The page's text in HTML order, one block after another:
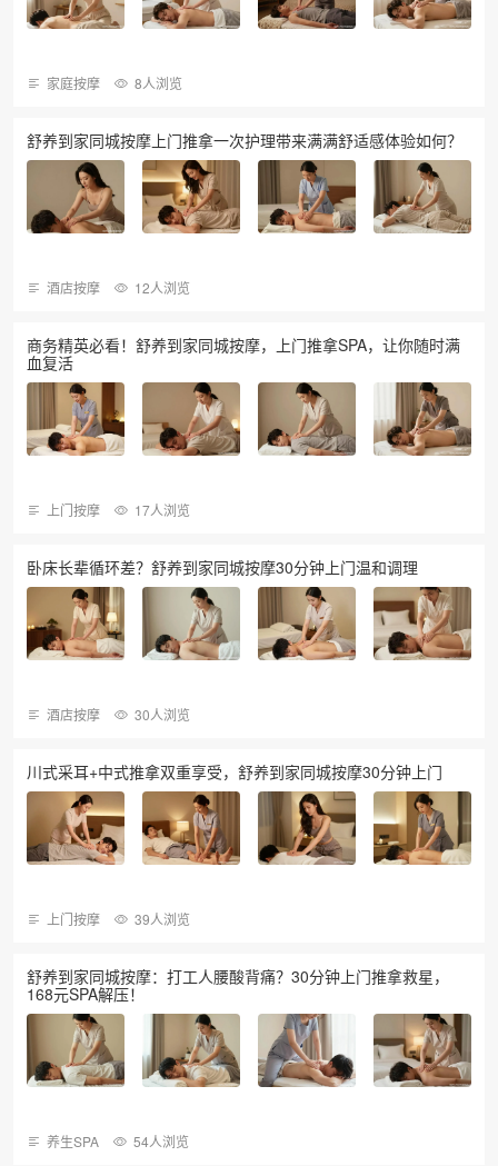
家庭按摩 8人浏览
舒养到家同城按摩上门推拿一次护理带来满满舒适感体验如何？
酒店按摩 12人浏览
商务精英必看！舒养到家同城按摩，上门推拿SPA，让你随时满
血复活
上门按摩 17人浏览
卧床长辈循环差？舒养到家同城按摩30分钟上门温和调理
酒店按摩 30人浏览
川式采耳+中式推拿双重享受，舒养到家同城按摩30分钟上门
上门按摩 39人浏览
舒养到家同城按摩：打工人腰酸背痛？30分钟上门推拿救星，
168元SPA解压！
养生SPA 54人浏览